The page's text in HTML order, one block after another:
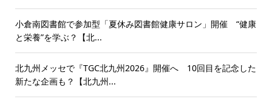
小倉南図書館で参加型「夏休み図書館健康サロン」開催 “健康
と栄養”を学ぶ？【北...
北九州メッセで『TGC北九州2026』開催へ 10回目を記念した
新たな企画も？【北九州...